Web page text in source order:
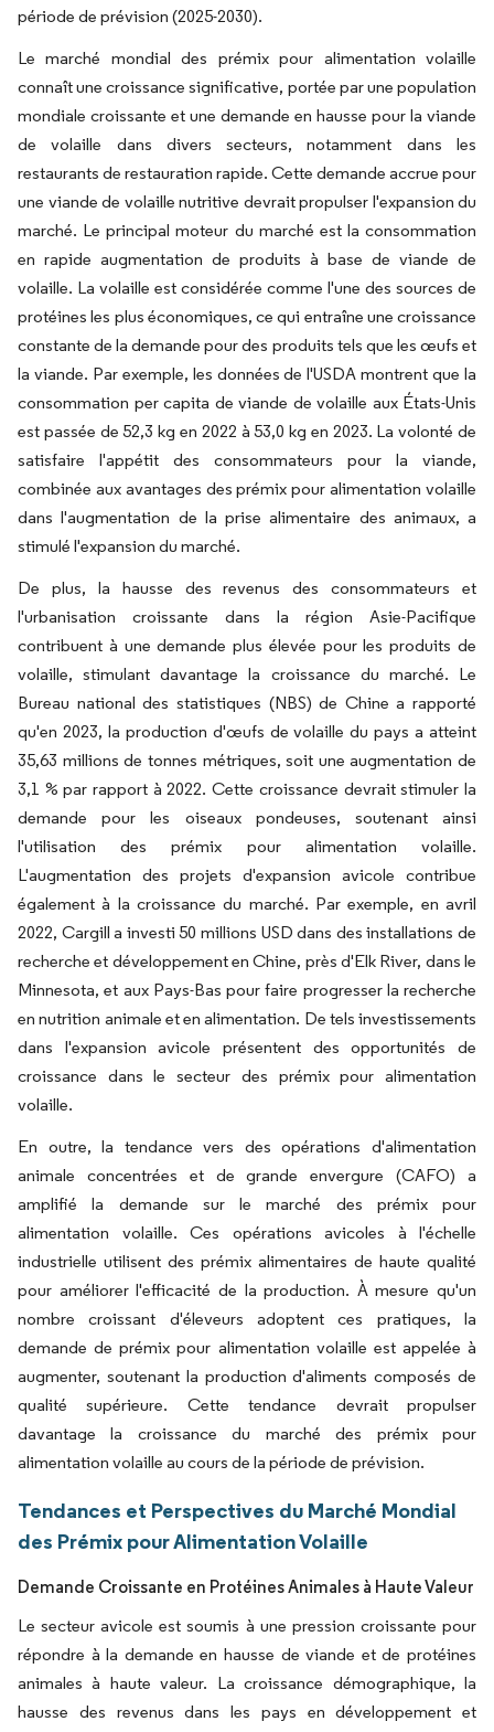
période de prévision (2025-2030).
Le marché mondial des prémix pour alimentation volaille
connaît une croissance significative, portée par une population
mondiale croissante et une demande en hausse pour la viande
de volaille dans divers secteurs, notamment dans les
restaurants de restauration rapide. Cette demande accrue pour
une viande de volaille nutritive devrait propulser l'expansion du
marché. Le principal moteur du marché est la consommation
en rapide augmentation de produits à base de viande de
volaille. La volaille est considérée comme l'une des sources de
protéines les plus économiques, ce qui entraîne une croissance
constante de la demande pour des produits tels que les œufs et
la viande. Par exemple, les données de l'USDA montrent que la
consommation per capita de viande de volaille aux États-Unis
est passée de 52,3 kg en 2022 à 53,0 kg en 2023. La volonté de
satisfaire l'appétit des consommateurs pour la viande,
combinée aux avantages des prémix pour alimentation volaille
dans l'augmentation de la prise alimentaire des animaux, a
stimulé l'expansion du marché.
De plus, la hausse des revenus des consommateurs et
l'urbanisation croissante dans la région Asie-Pacifique
contribuent à une demande plus élevée pour les produits de
volaille, stimulant davantage la croissance du marché. Le
Bureau national des statistiques (NBS) de Chine a rapporté
qu'en 2023, la production d'œufs de volaille du pays a atteint
35,63 millions de tonnes métriques, soit une augmentation de
3,1 % par rapport à 2022. Cette croissance devrait stimuler la
demande pour les oiseaux pondeuses, soutenant ainsi
l'utilisation des prémix pour alimentation volaille.
L'augmentation des projets d'expansion avicole contribue
également à la croissance du marché. Par exemple, en avril
2022, Cargill a investi 50 millions USD dans des installations de
recherche et développement en Chine, près d'Elk River, dans le
Minnesota, et aux Pays-Bas pour faire progresser la recherche
en nutrition animale et en alimentation. De tels investissements
dans l'expansion avicole présentent des opportunités de
croissance dans le secteur des prémix pour alimentation
volaille.
En outre, la tendance vers des opérations d'alimentation
animale concentrées et de grande envergure (CAFO) a
amplifié la demande sur le marché des prémix pour
alimentation volaille. Ces opérations avicoles à l'échelle
industrielle utilisent des prémix alimentaires de haute qualité
pour améliorer l'efficacité de la production. À mesure qu'un
nombre croissant d'éleveurs adoptent ces pratiques, la
demande de prémix pour alimentation volaille est appelée à
augmenter, soutenant la production d'aliments composés de
qualité supérieure. Cette tendance devrait propulser
davantage la croissance du marché des prémix pour
alimentation volaille au cours de la période de prévision.
Tendances et Perspectives du Marché Mondial
des Prémix pour Alimentation Volaille
Demande Croissante en Protéines Animales à Haute Valeur
Le secteur avicole est soumis à une pression croissante pour
répondre à la demande en hausse de viande et de protéines
animales à haute valeur. La croissance démographique, la
hausse des revenus dans les pays en développement et